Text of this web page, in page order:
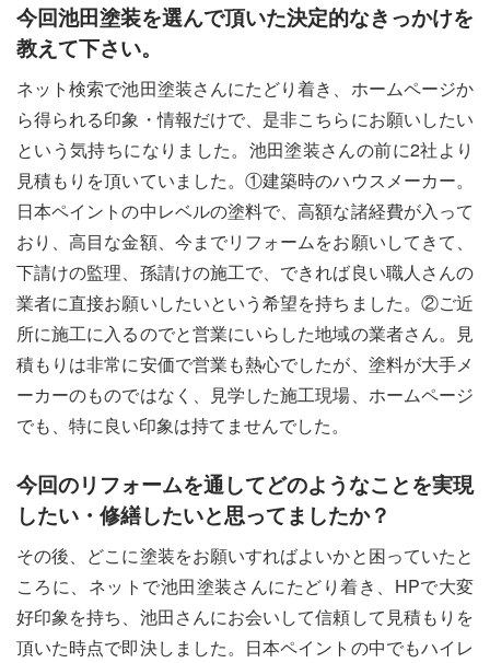
今回池田塗装を選んで頂いた決定的なきっかけを
教えて下さい。
ネット検索で池田塗装さんにたどり着き、ホームページか
ら得られる印象・情報だけで、是非こちらにお願いしたい
という気持ちになりました。池田塗装さんの前に2社より
見積もりを頂いていました。①建築時のハウスメーカー。
日本ペイントの中レベルの塗料で、高額な諸経費が入って
おり、高目な金額、今までリフォームをお願いしてきて、
下請けの監理、孫請けの施工で、できれば良い職人さんの
業者に直接お願いしたいという希望を持ちました。②ご近
所に施工に入るのでと営業にいらした地域の業者さん。見
積もりは非常に安価で営業も熱心でしたが、塗料が大手メ
ーカーのものではなく、見学した施工現場、ホームページ
でも、特に良い印象は持てませんでした。
今回のリフォームを通してどのようなことを実現
したい・修繕したいと思ってましたか？
その後、どこに塗装をお願いすればよいかと困っていたと
ころに、ネットで池田塗装さんにたどり着き、HPで大変
好印象を持ち、池田さんにお会いして信頼して見積もりを
頂いた時点で即決しました。日本ペイントの中でもハイレ